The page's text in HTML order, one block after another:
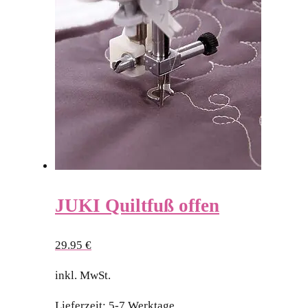
JUKI Quiltfuß offen
29.95 €
inkl. MwSt.